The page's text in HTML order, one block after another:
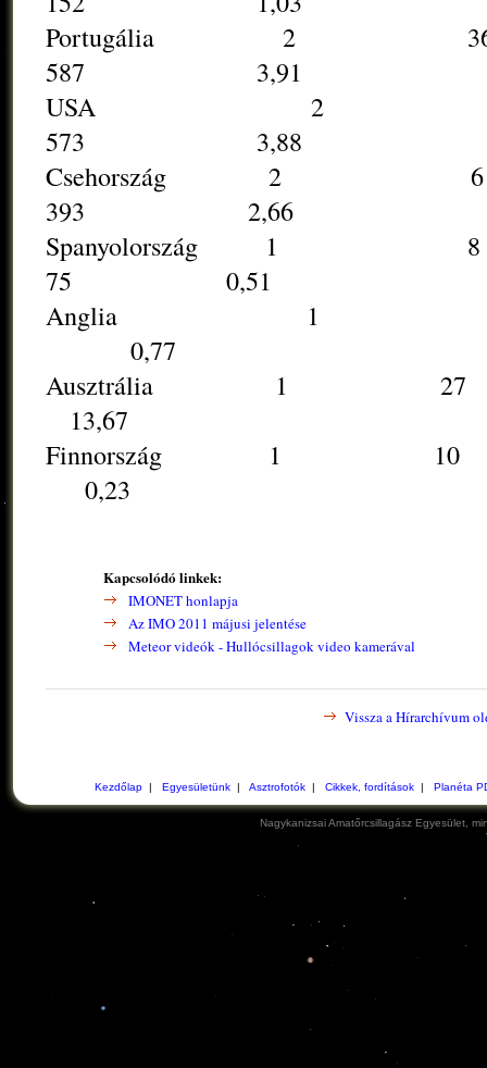
587 3,91
USA
573 3,88
393 2,66
75 0,51
Anglia 1
0,77
Ausztrália 1
13,67
Finnország
0,23
Kapcsolódó linkek:
IMONET honlapja
Az IMO 2011 májusi jelentése
Meteor videók - Hullócsillagok video kamerával
Vissza a Hírarchívum
Kezdőlap| Egyesületünk| Asztrofotók| Cikkek, fordítások| Planéta
Nagykanizsai Amatőrcsillagász Egyesület,